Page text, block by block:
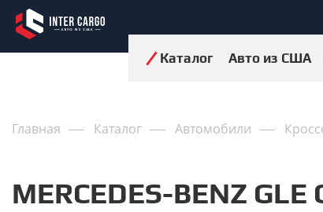
Каталог Авто из США
Главная Каталог Автомобили
MERCEDES-BENZ GLE